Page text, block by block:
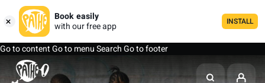
Book easily
with our free app
INSTALL
Go to contentGo to menuSearchGo to footer